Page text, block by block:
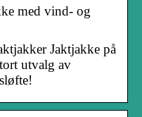
med vind- og
Jaktjakke på
utvalg av